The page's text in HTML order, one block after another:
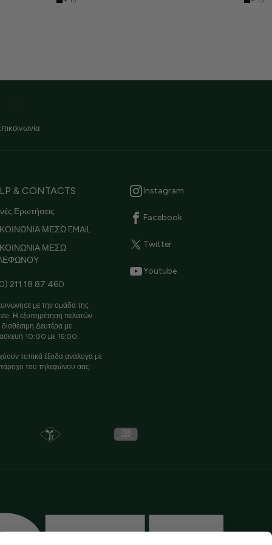
& CONTACTS
Ερωτήσεις
ΜΕΣΩ EMAIL
ΜΕΣΩ
211 18 87 460
με την ομάδα της
Η εξυπηρέτηση πελατών
διαθέσιμη Δευτέρα με
10:00 με 16:00.
τοπικά έξοδα ανάλογα με
του τηλεφώνου σας.
Instagram
Facebook
Twitter
Youtube